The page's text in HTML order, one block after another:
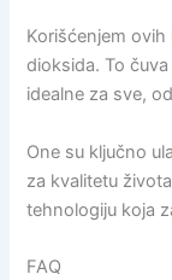
Korišćenjem
dioksida. To
idealne za sve,
One su ključno
za kvalitetu
tehnologiju koja
FAQ